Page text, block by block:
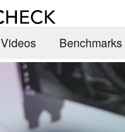
Videos Benchmarks